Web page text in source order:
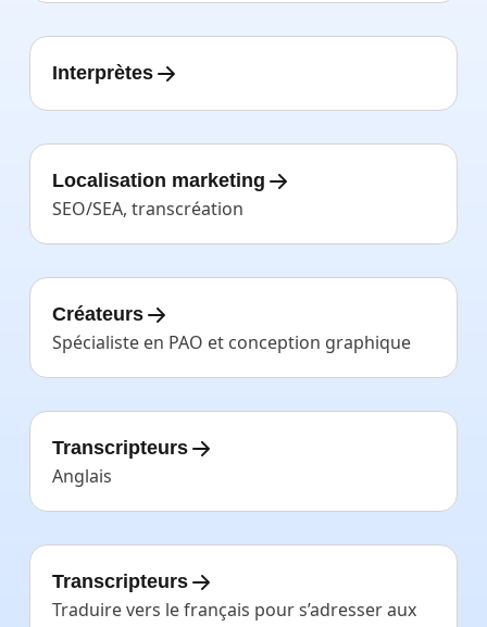
Interprètes
Localisation marketing
SEO/SEA, transcréation
Créateurs
Spécialiste en PAO et conception graphique
Transcripteurs
Anglais
Transcripteurs
Traduire vers le français pour s’adresser aux